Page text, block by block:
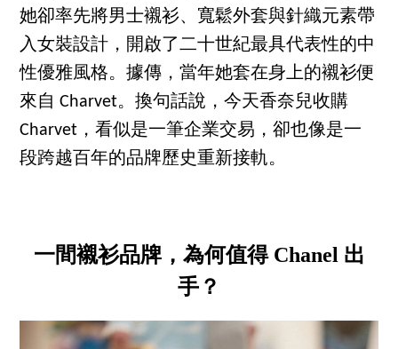
她卻率先將男士襯衫、寬鬆外套與針織元素帶
入女裝設計，開啟了二十世紀最具代表性的中
性優雅風格。據傳，當年她套在身上的襯衫便
來自 Charvet。換句話說，今天香奈兒收購
Charvet，看似是一筆企業交易，卻也像是一
段跨越百年的品牌歷史重新接軌。
一間襯衫品牌，為何值得 Chanel 出
手？